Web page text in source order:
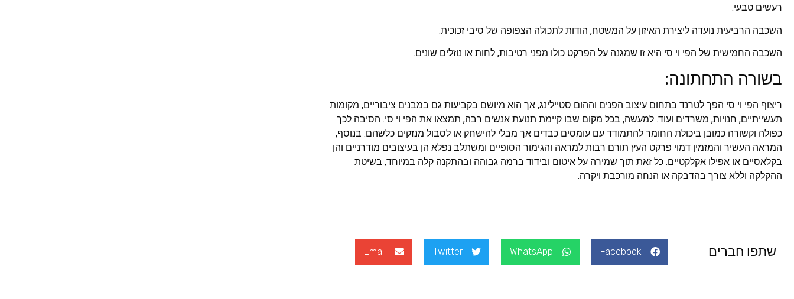
רעשים טבעי.
השכבה הרביעית נועדה ליצירת האיזון על המשטח, הודות לתכולה הצפופה של סיבי זכוכית.
השכבה החמישית של הפי וי סי היא זו שמגנה על הפרקט כולו מפני רטיבות, לחות או נוזלים שונים.
בשורה התחתונה:
ריצוף הפי וי סי הפך לטרנד בתחום עיצוב הפנים וההום סטיילינג, אך הוא מיושם בקביעות גם במבנים ציבוריים, מקומות
תעשייתיים, חנויות, משרדים ועוד. למעשה, בכל מקום שבו קיימת תנועת אנשים רבה, תמצאו את הפי וי סי. הסיבה לכך
כפולה וקשורה כמובן ביכולת החומר להתמודד עם עומסים כבדים אך מבלי להישחק או לסבול מנזקים כלשהם. בנוסף,
המראה העשיר והמזמין דמוי פרקט העץ תורם רבות למראה והגימור הסופיים ומשתלב נפלא הן בעיצובים מודרניים והן
בקלאסיים או אפילו אקלקטיים. כל זאת תוך שמירה על איטום ובידוד ברמה גבוהה ובהתקנה קלה במיוחד, בשיטת
ההקלקה וללא צורך בהדבקה או הנחה מורכבת ויקרה.
שתפו חברים Facebook
WhatsApp
Twitter
Email